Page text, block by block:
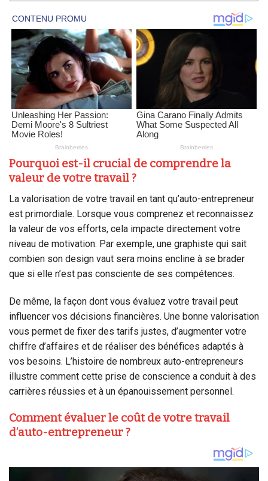
Pourquoi est-il crucial de comprendre la
valeur de votre travail ?
La valorisation de votre travail en tant qu’auto-entrepreneur
est primordiale. Lorsque vous comprenez et reconnaissez
la valeur de vos efforts, cela impacte directement votre
niveau de motivation. Par exemple, une graphiste qui sait
combien son design vaut sera moins encline à se brader
que si elle n’est pas consciente de ses compétences.
De même, la façon dont vous évaluez votre travail peut
influencer vos décisions financières. Une bonne valorisation
vous permet de fixer des tarifs justes, d’augmenter votre
chiffre d’affaires et de réaliser des bénéfices adaptés à
vos besoins. L’histoire de nombreux auto-entrepreneurs
illustre comment cette prise de conscience a conduit à des
carrières réussies et à un épanouissement personnel.
Comment évaluer le coût de votre travail
d’auto-entrepreneur ?